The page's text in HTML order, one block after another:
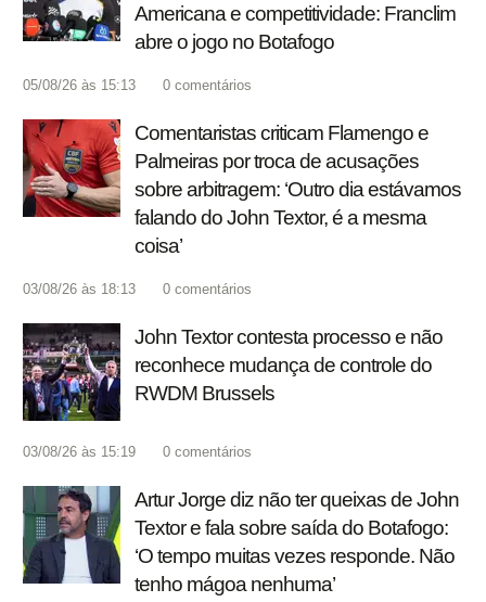
Americana e competitividade: Franclim
abre o jogo no Botafogo
05/08/26 às 15:13 0 comentários
Comentaristas criticam Flamengo e
Palmeiras por troca de acusações
sobre arbitragem: ‘Outro dia estávamos
falando do John Textor, é a mesma
coisa’
03/08/26 às 18:13 0 comentários
John Textor contesta processo e não
reconhece mudança de controle do
RWDM Brussels
03/08/26 às 15:19 0 comentários
Artur Jorge diz não ter queixas de John
Textor e fala sobre saída do Botafogo:
‘O tempo muitas vezes responde. Não
tenho mágoa nenhuma’